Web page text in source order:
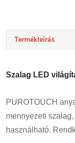
Termékleírás
Szalag LED
PUROTOUCH
mennyezeti
használható.